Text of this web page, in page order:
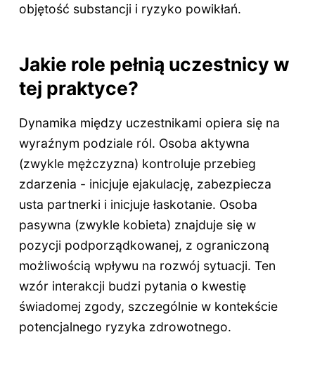
objętość substancji i ryzyko powikłań.
Jakie role pełnią uczestnicy w
tej praktyce?
Dynamika między uczestnikami opiera się na
wyraźnym podziale ról. Osoba aktywna
(zwykle mężczyzna) kontroluje przebieg
zdarzenia - inicjuje ejakulację, zabezpiecza
usta partnerki i inicjuje łaskotanie. Osoba
pasywna (zwykle kobieta) znajduje się w
pozycji podporządkowanej, z ograniczoną
możliwością wpływu na rozwój sytuacji. Ten
wzór interakcji budzi pytania o kwestię
świadomej zgody, szczególnie w kontekście
potencjalnego ryzyka zdrowotnego.